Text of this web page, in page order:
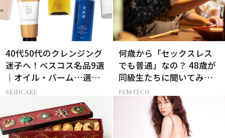
40代50代のクレンジング
迷子へ！ベスコス名品9選
｜オイル・バーム…選び
方の正解は？
SKINCARE
何歳から「セックスレス
でも普通」なの？ 48歳が
同級生たちに聞いてみた
ら…
FEMTECH